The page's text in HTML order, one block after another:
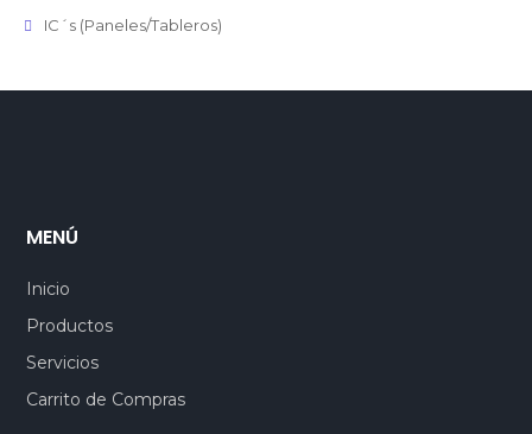
IC´s (Paneles/Tableros)
MENÚ
Inicio
Productos
Servicios
Carrito de Compras